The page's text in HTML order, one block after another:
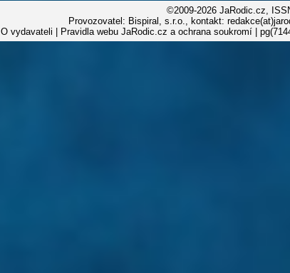
©2009-2026 JaRodic.cz,
Provozovatel: Bispiral, s.r.o., kontakt:
O vydavateli
Pravidla webu JaRodic.cz a ochrana soukromí |